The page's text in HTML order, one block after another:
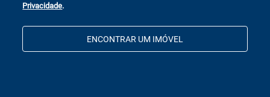
Privacidade.
ENCONTRAR UM IMÓVEL